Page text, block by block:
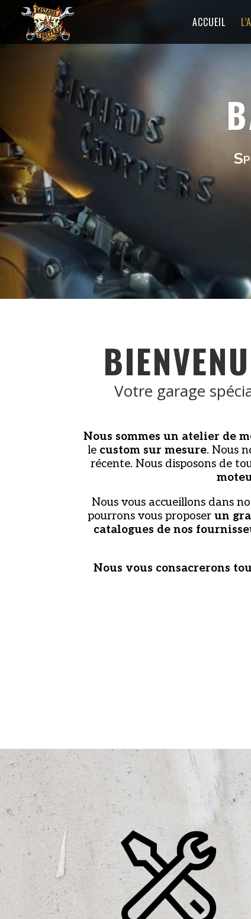
ACCUEIL
Votre garage
Nous sommes un atelier de
le custom sur mesure. Nous
récente. Nous disposons de
Nous vous accueillons dans
pourrons vous proposer un
catalogues de nos
Nous vous consacrerons